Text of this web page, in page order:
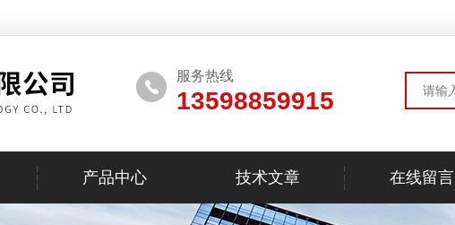
服务热线
13598859915
产品中心 技术文章 在线留言